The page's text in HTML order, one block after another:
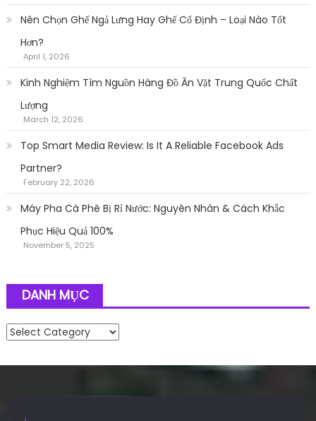
Nên Chọn Ghế Ngả Lưng Hay Ghế Cố Định – Loại Nào Tốt
Hơn?
April 1, 2026
Kinh Nghiệm Tìm Nguồn Hàng Đồ Ăn Vặt Trung Quốc Chất
Lượng
March 12, 2026
Top Smart Media Review: Is It A Reliable Facebook Ads
Partner?
February 22, 2026
Máy Pha Cà Phê Bị Rỉ Nước: Nguyên Nhân & Cách Khắc
Phục Hiệu Quả 100%
November 5, 2025
DANH MỤC
Danh mục